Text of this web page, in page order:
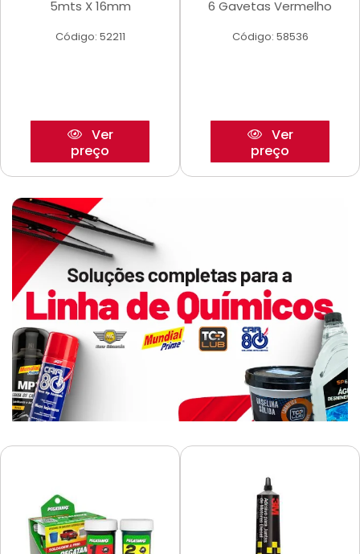
5mts X 16mm
Código: 52211
Ver
preço
6 Gavetas Vermelho
Código: 58536
Ver
preço